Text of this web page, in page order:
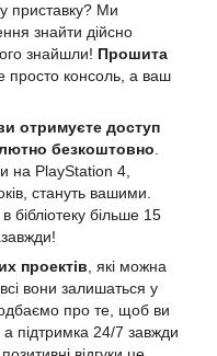
приставку? Ми
знайти дійсно
знайшли! Прошита
консоль, а ваш
отримуєте доступ
безкоштовно.
на PlayStation 4,
стануть вашими.
в бібліотеку більше 15
проектів, які можна
вони залишаться у
про те, щоб ви
а підтримка 24/7 завжди